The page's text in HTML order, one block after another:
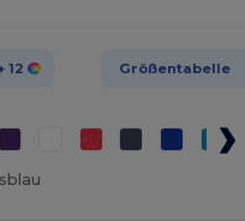
12 Größentabelle